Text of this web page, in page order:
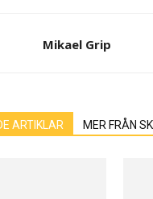
Mikael Grip
ARTIKLAR MER FRÅN